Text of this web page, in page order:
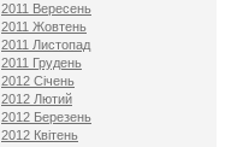
2011 Вересень
2011 Жовтень
2011 Листопад
2011 Грудень
2012 Січень
2012 Лютий
2012 Березень
2012 Квітень